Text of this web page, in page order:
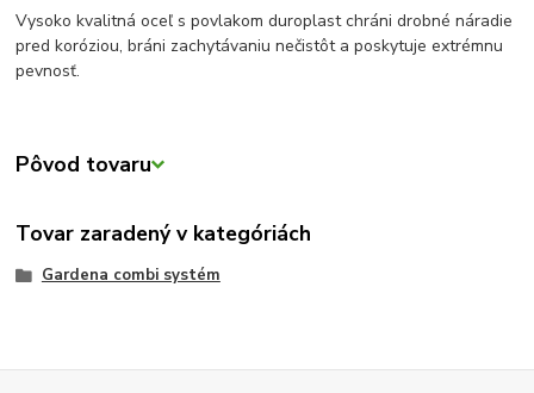
Vysoko kvalitná oceľ s povlakom duroplast chráni drobné náradie
pred koróziou, bráni zachytávaniu nečistôt a poskytuje extrémnu
pevnosť.
Pôvod tovaru
Tovar zaradený v kategóriách
Gardena combi systém